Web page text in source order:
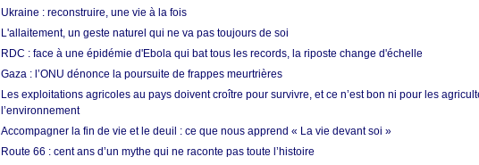
Ukraine : reconstruire, une vie à la fois
L'allaitement, un geste naturel qui ne va pas toujours de soi
RDC : face à une épidémie d'Ebola qui bat tous les records, la riposte change d'échelle
Gaza : l’ONU dénonce la poursuite de frappes meurtrières
Les exploitations agricoles au pays doivent croître pour survivre, et ce n’est bon ni pour les
l’environnement
Accompagner la fin de vie et le deuil : ce que nous apprend « La vie devant soi »
Route 66 : cent ans d’un mythe qui ne raconte pas toute l’histoire